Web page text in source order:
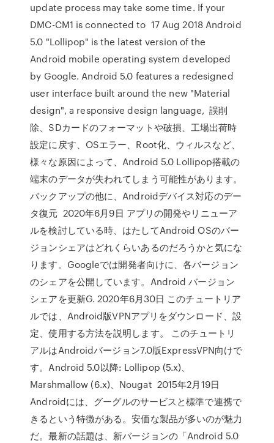
update process may take some time. If your
DMC-CM1 is connected to 17 Aug 2018 Android
5.0 "Lollipop" is the latest version of the
Android mobile operating system developed
by Google. Android 5.0 features a redesigned
user interface built around the new "Material
design", a responsive design language, 誤削
除、SDカードのフォーマットや破損、工場出荷時
設定に戻す、OSエラー、Root化、ウィルスなど、
様々な原因によって、Android 5.0 Lollipop搭載の
端末のデータが失われてしまう可能性があります。
バックアップの他に、Androidデバイス対応のデー
タ復元 2020年6月9日 アプリの開発やリニューア
ルを検討している時、はたしてAndroid OSのバー
ジョンシェアはどれくらいあるのだろうかと気にな
ります。Googleでは開発者向けに、各バージョン
のシェアを公開しています。Android バージョン
シェアを更新G. 2020年6月30日 このチュートリア
ルでは、Android版VPNアプリをダウンロード、設
定、使用する方法を説明します。 このチュートリ
アルはAndroidバージョン7.0版ExpressVPN向けで
す。Android 5.0以降: Lollipop (5.x)、
Marshmallow (6.x)、Nougat 2015年2月19日
Androidには、グーグルのサービスと標準で連携で
きるという特徴がある。安価な製品が多いのが魅力
だ。最新の話題は、新バージョンの「Android 5.0